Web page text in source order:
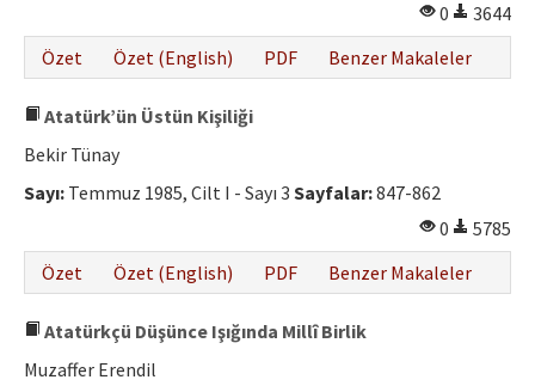
0
3644
Özet
Özet (English) PDF Benzer Makaleler
Atatürk’ün Üstün Kişiliği
Bekir Tünay
Sayı: Temmuz 1985, Cilt I - Sayı 3 Sayfalar:847-862
0
5785
Özet
Özet (English) PDF Benzer Makaleler
Atatürkçü Düşünce Işığında Millî Birlik
Muzaffer Erendil